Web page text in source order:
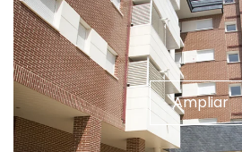
Ampliar